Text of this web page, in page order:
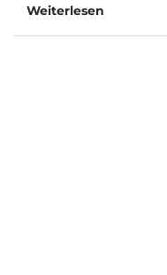
Weiterlesen